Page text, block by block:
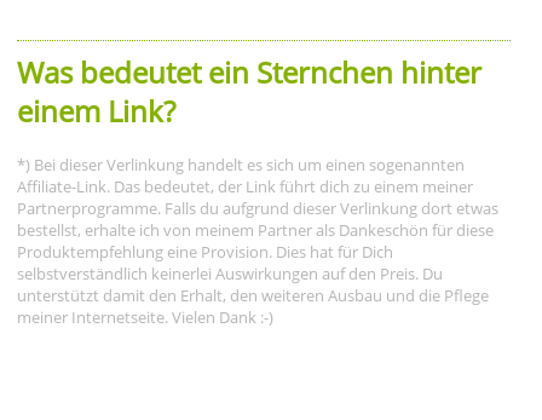
Was bedeutet ein Sternchen hinter
einem Link?
*) Bei dieser Verlinkung handelt es sich um einen sogenannten
Affiliate-Link. Das bedeutet, der Link führt dich zu einem meiner
Partnerprogramme. Falls du aufgrund dieser Verlinkung dort etwas
bestellst, erhalte ich von meinem Partner als Dankeschön für diese
Produktempfehlung eine Provision. Dies hat für Dich
selbstverständlich keinerlei Auswirkungen auf den Preis. Du
unterstützt damit den Erhalt, den weiteren Ausbau und die Pflege
meiner Internetseite. Vielen Dank :-)